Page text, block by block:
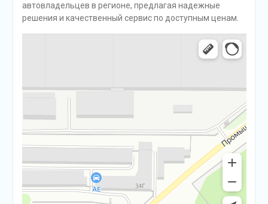
автовладельцев в регионе, предлагая надежные
решения и качественный сервис по доступным ценам.